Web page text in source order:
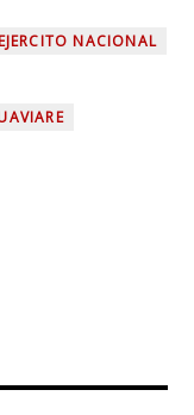
EJERCITO NACIONAL